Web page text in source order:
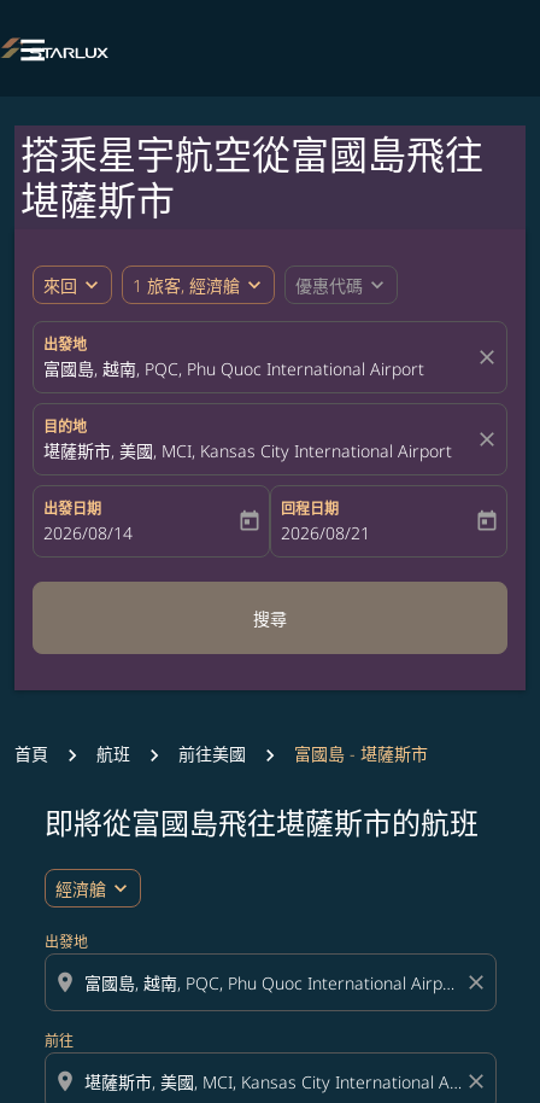

搭乘星宇航空從富國島飛往
堪薩斯市
來回 expand_more 1 旅客, 經濟艙 expand_more 優惠代碼 expand_more
出發地
富國島, 越南, PQC, Phu Quoc International Airport close
目的地
堪薩斯市, 美國, MCI, Kansas City International Airport close
出發日期
fc-booking-departure-date-aria-label
2026/08/14 today
回程日期
fc-booking-return-date-aria-label
2026/08/21 today
搜尋
首頁 航班 前往美國 富國島 - 堪薩斯市
即將從富國島飛往堪薩斯市的航班
經濟艙 expand_more
出發地
location_on close
前往
location_on close
無符合您設定條件的票價，請調整篩選條件。